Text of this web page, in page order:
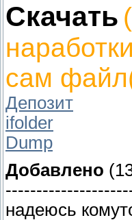
Скачать
сам
Депозит
ifolder
Dump
Добавлено
надеюсь